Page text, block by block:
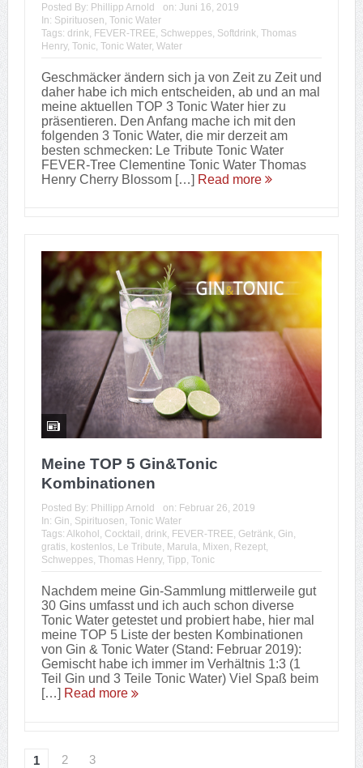
Posted By: Phillipp Arnold on: Juni 16, 2019
In: Spirituosen Tonic Water
Tags: drink, FEVER-TREE Schweppes, Softdrink, Thomas
Henry, Tonic, Tonic Water, Water
Geschmäcker ändern sich ja von Zeit zu Zeit und
daher habe ich mich entscheiden, ab und an mal
meine aktuellen TOP 3 Tonic Water hier zu
präsentieren. Den Anfang mache ich mit den
folgenden 3 Tonic Water, die mir derzeit am
besten schmecken: Le Tribute Tonic Water
FEVER-Tree Clementine Tonic Water Thomas
Henry Cherry Blossom […] Read more
Meine TOP 5 Gin&Tonic
Kombinationen
Posted By: Phillipp Arnold on: Februar 26, 2019
In: Gin, Spirituosen, Tonic Water
Tags: Alkohol , Cocktail , drink, FEVER-TREE, Getränk, Gin,
gratis, kostenlos, Le Tribute, Marula, Mixen, Rezept,
Schweppes, Thomas Henry, Tipp, Tonic
Nachdem meine Gin-Sammlung mittlerweile gut
30 Gins umfasst und ich auch schon diverse
Tonic Water getestet und probiert habe, hier mal
meine TOP 5 Liste der besten Kombinationen
von Gin & Tonic Water (Stand: Februar 2019):
Gemischt habe ich immer im Verhältnis 1:3 (1
Teil Gin und 3 Teile Tonic Water) Viel Spaß beim
[…] Read more
1 2 3